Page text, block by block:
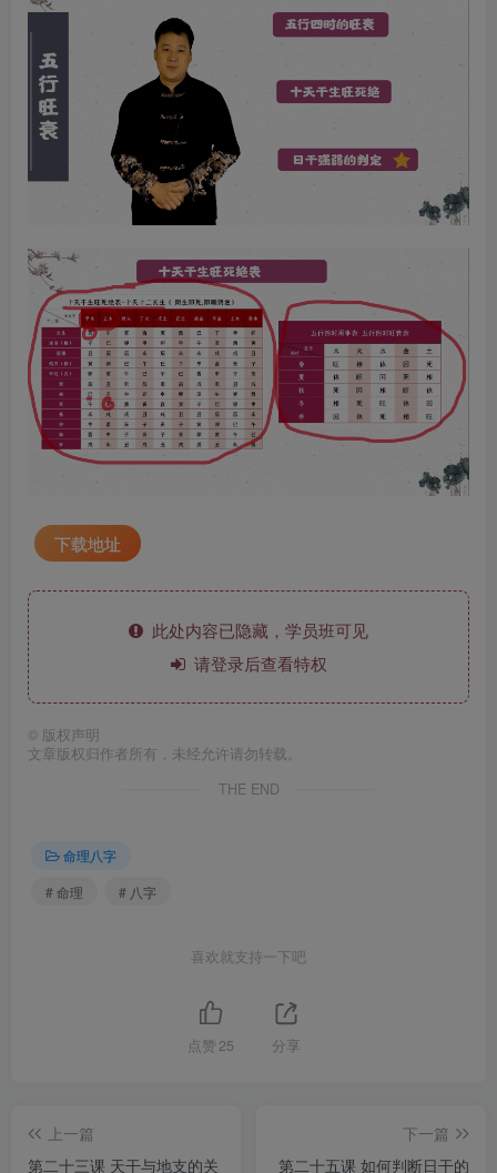
下载地址
此处内容已隐藏，学员班可见
请登录后查看特权
© 版权声明
文章版权归作者所有，未经允许请勿转载。
THE END
命理八字
# 命理
# 八字
喜欢就支持一下吧
点赞 25 分享
上一篇
第二十三课 天干与地支的关
下一篇
第二十五课 如何判断日干的